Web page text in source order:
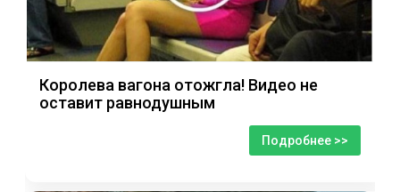
Королева вагона отожгла! Видео не
оставит равнодушным
Подробнее >>